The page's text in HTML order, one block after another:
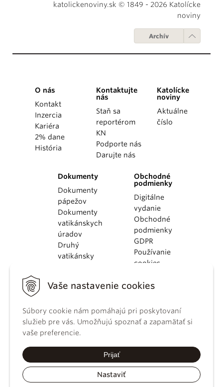
Vaše nastavenie cookies
Súbory cookie nám pomáhajú pri poskytovaní
služieb pre vás. Umožňujú spoznať a zapamätať si
vaše preferencie.
Prijať
Nastaviť
katolickenoviny.sk © 1849 - 2026 Katolícke
noviny
Archív
O nás
Kontakt
Inzercia
Kariéra
2% dane
História
Kontaktujte
nás
Staň sa
reportérom
KN
Podporte nás
Darujte nás
Katolícke
noviny
Aktuálne
číslo
Dokumenty
Dokumenty
pápežov
Dokumenty
vatikánskych
úradov
Druhý
vatikánsky
KBS
kánonického
práva
Katechizmus
Obchodné
podmienky
Digitálne
vydanie
Obchodné
podmienky
GDPR
Používanie
cookies